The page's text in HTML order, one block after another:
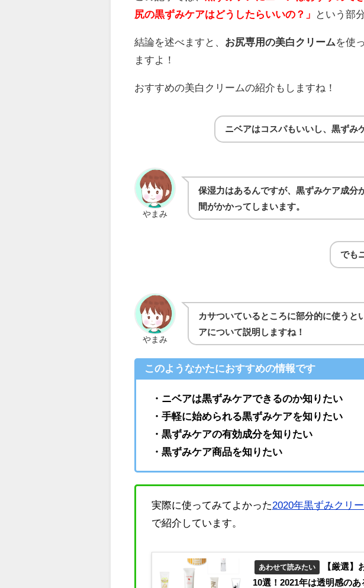
尻の黒ずみケアはどうしたらいいの？」
という部
結論を述べますと、 お尻専用の美白クリームを使
ますよ！
おすすめの美白クリームの紹介もしますね！
ニベアはコスパもいいし、黒ず
やまみ
保湿力はあるんですが、黒ずみケア成分
間がかかってしまいます。
でも
やまみ
カサついているところに部分的に使うと
アについて説明しますね！
このようなかたにおすすめの情報です
・ニベアは黒ずみケアできるのか知りたい
・手軽に始められる黒ずみケアを知りたい
・黒ずみケアの有効成分を知りたい
・黒ずみケア商品を知りたい
実際に使ってみてよかった2020年黒ずみクリ
で紹介しています。
あわせて読みたい
【厳選】
10選！2021年は透明感の